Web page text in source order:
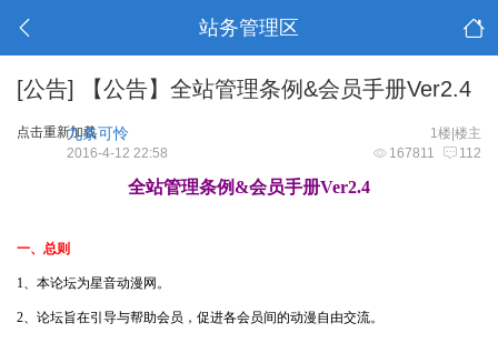
站务管理区
[公告] 【公告】全站管理条例&会员手册Ver2.4
点击重新加载 1楼|楼主
九条可怜
167811 112
2016-4-12 22:58
全站管理条例&会员手册Ver2.4
一、总则
1、本论坛为星音动漫网。
2、论坛旨在引导与帮助会员，促进各会员间的动漫自由交流。